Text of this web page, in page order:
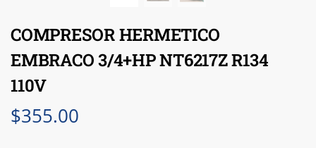
COMPRESOR HERMETICO
EMBRACO 3/4+HP NT6217Z R134
110V
$355.00